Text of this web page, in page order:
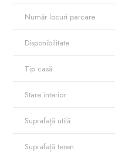
Număr locuri parcare
Disponibilitate
Tip casă
Stare interior
Suprafață utilă
Suprafață teren